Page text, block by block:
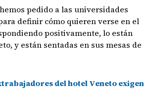
pedido a las universidades
definir cómo quieren verse en el
positivamente, lo están
y están sentadas en sus mesas de
del hotel Veneto exigen